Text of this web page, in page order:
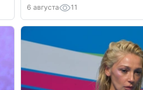
6 августа 11